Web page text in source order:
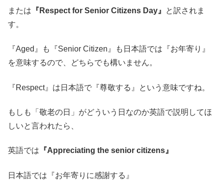
または 『Respect for Senior Citizens Day』
と訳されま
す。
『Aged』も『Senior Citizen』も日本語では『お年寄り』
を意味するので、どちらでも構いません。
『Respect』は日本語で『尊敬する』という意味ですね。
もしも「敬老の日」がどういう日なのか英語で説明してほ
しいと言われたら、
英語では 『Appreciating the senior citizens』
日本語では『お年寄りに感謝する』